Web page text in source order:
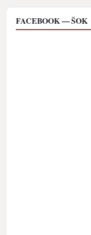
FACEBOOK — ŠOK